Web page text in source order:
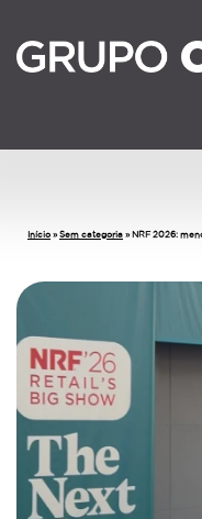
Início »Sem categoria » NRF 2026: